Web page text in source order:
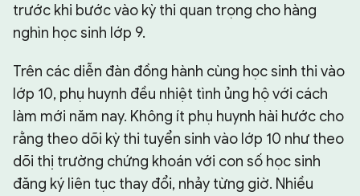
trước khi bước vào kỳ thi quan trọng cho hàng
nghìn học sinh lớp 9.
Trên các diễn đàn đồng hành cùng học sinh thi vào
lớp 10, phụ huynh đều nhiệt tình ủng hộ với cách
làm mới năm nay. Không ít phụ huynh hài hước cho
rằng theo dõi kỳ thi tuyển sinh vào lớp 10 như theo
dõi thị trường chứng khoán với con số học sinh
đăng ký liên tục thay đổi, nhảy từng giờ. Nhiều